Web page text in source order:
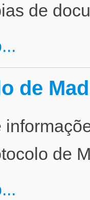
de
de
de